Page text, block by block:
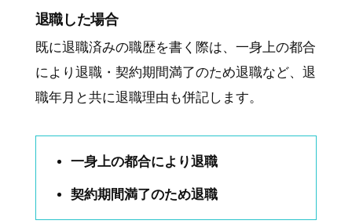
退職した場合
既に退職済みの職歴を書く際は、一身上の都合
により退職・契約期間満了のため退職など、退
職年月と共に退職理由も併記します。
一身上の都合により退職
契約期間満了のため退職